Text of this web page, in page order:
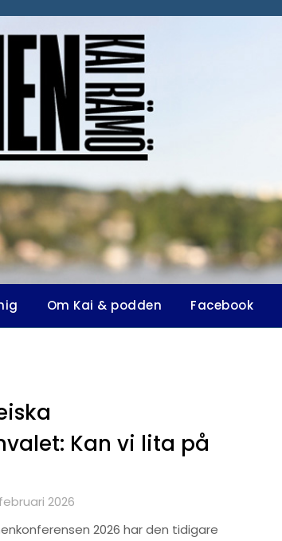
Om Kai & podden Facebook
Kan vi lita på
2026
2026 har den tidigare